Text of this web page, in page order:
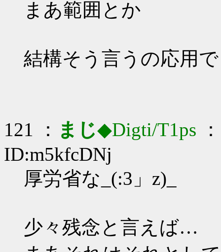
まあ範囲とか
結構そう言うの応用
121 ： まじ◆Digti/T1ps
ID:m5kfcDNj
厚労省な_(:3」z)_
少々残念と言えば…